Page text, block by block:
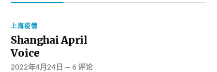
上海疫情
Shanghai April
Voice
2022年4月24日 —6 评论